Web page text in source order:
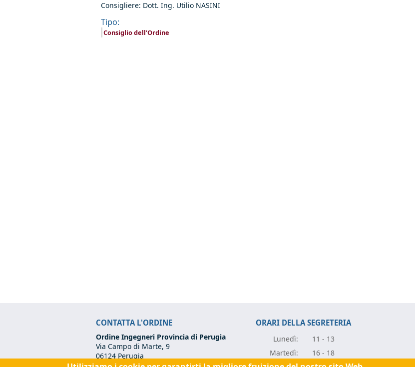
Consigliere: Dott. Ing. Utilio NASINI
Tipo:
Consiglio dell’Ordine
CONTATTA L'ORDINE
Ordine Ingegneri Provincia di Perugia
Via Campo di Marte, 9
06124 Perugia
ORARI DELLA SEGRETERIA
Lunedì:
11 - 13
Martedì:
16 - 18